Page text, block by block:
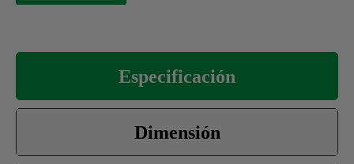
Especificación
Dimensión